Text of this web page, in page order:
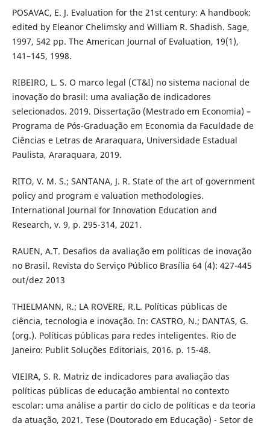
POSAVAC, E. J. Evaluation for the 21st century: A handbook:
edited by Eleanor Chelimsky and William R. Shadish. Sage,
1997, 542 pp. The American Journal of Evaluation, 19(1),
141–145, 1998.
RIBEIRO, L. S. O marco legal (CT&I) no sistema nacional de
inovação do brasil: uma avaliação de indicadores
selecionados. 2019. Dissertação (Mestrado em Economia) –
Programa de Pós-Graduação em Economia da Faculdade de
Ciências e Letras de Araraquara, Universidade Estadual
Paulista, Araraquara, 2019.
RITO, V. M. S.; SANTANA, J. R. State of the art of government
policy and program e valuation methodologies.
International Journal for Innovation Education and
Research, v. 9, p. 295-314, 2021.
RAUEN, A.T. Desafios da avaliação em políticas de inovação
no Brasil. Revista do Serviço Público Brasília 64 (4): 427-445
out/dez 2013
THIELMANN, R.; LA ROVERE, R.L. Políticas públicas de
ciência, tecnologia e inovação. In: CASTRO, N.; DANTAS, G.
(org.). Políticas públicas para redes inteligentes. Rio de
Janeiro: Publit Soluções Editoriais, 2016. p. 15-48.
VIEIRA, S. R. Matriz de indicadores para avaliação das
políticas públicas de educação ambiental no contexto
escolar: uma análise a partir do ciclo de políticas e da teoria
da atuação, 2021. Tese (Doutorado em Educação) - Setor de